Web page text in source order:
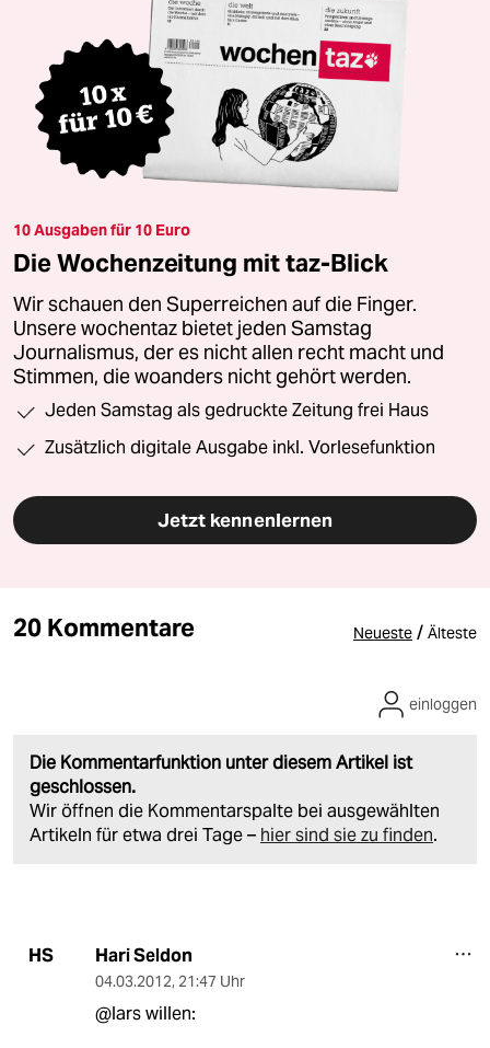
10 Ausgaben für 10 Euro
Die Wochenzeitung mit taz-Blick
Wir schauen den Superreichen auf die Finger.
Unsere wochentaz bietet jeden Samstag
Journalismus, der es nicht allen recht macht und
Stimmen, die woanders nicht gehört werden.
Jeden Samstag als gedruckte Zeitung frei Haus
Zusätzlich digitale Ausgabe inkl. Vorlesefunktion
Jetzt kennenlernen
20 Kommentare Neueste / Älteste
Die Kommentarfunktion unter diesem Artikel ist
geschlossen.
Wir öffnen die Kommentarspalte bei ausgewählten
Artikeln für etwa drei Tage – hier sind sie zu finden.
einloggen
HS Hari Seldon
04.03.2012, 21:47 Uhr
@lars willen: